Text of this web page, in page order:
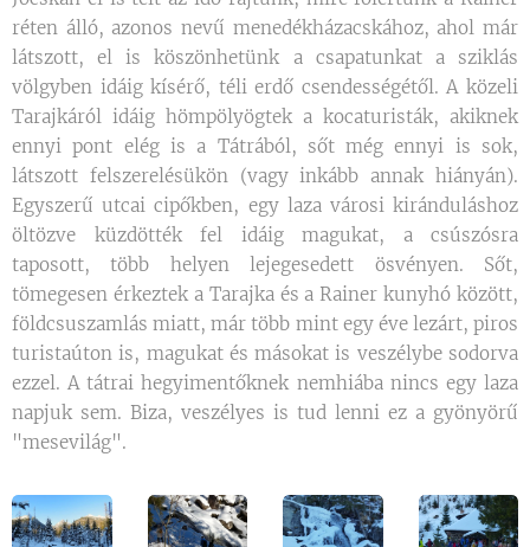
réten álló, azonos nevű menedékházacskához, ahol már
látszott, el is köszönhetünk a csapatunkat a sziklás
völgyben idáig kísérő, téli erdő csendességétől. A közeli
Tarajkáról idáig hömpölyögtek a kocaturisták, akiknek
ennyi pont elég is a Tátrából, sőt még ennyi is sok,
látszott felszerelésükön (vagy inkább annak hiányán).
Egyszerű utcai cipőkben, egy laza városi kiránduláshoz
öltözve küzdötték fel idáig magukat, a csúszósra
taposott, több helyen lejegesedett ösvényen. Sőt,
tömegesen érkeztek a Tarajka és a Rainer kunyhó között,
földcsuszamlás miatt, már több mint egy éve lezárt, piros
turistaúton is, magukat és másokat is veszélybe sodorva
ezzel. A tátrai hegyimentőknek nemhiába nincs egy laza
napjuk sem. Biza, veszélyes is tud lenni ez a gyönyörű
"mesevilág".